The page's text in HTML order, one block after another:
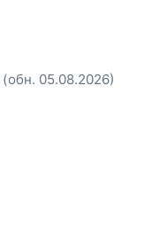
(обн. 05.08.2026)